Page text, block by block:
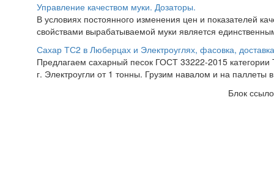
Управление качеством муки. Дозаторы.
В условиях постоянного изменения цен и показателей
свойствами вырабатываемой муки является
Сахар ТС2 в Люберцах и Электроуглях, фасовка, доставка
Предлагаем сахарный песок ГОСТ 33222-2015
г. Электроугли от 1 тонны. Грузим навалом и на паллеты
Блок